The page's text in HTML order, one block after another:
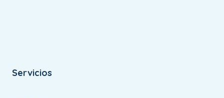
Servicios